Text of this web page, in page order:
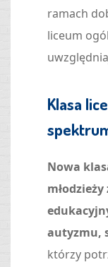
ramach
liceum
Klasa
Nowa
autyzmu,
którzy